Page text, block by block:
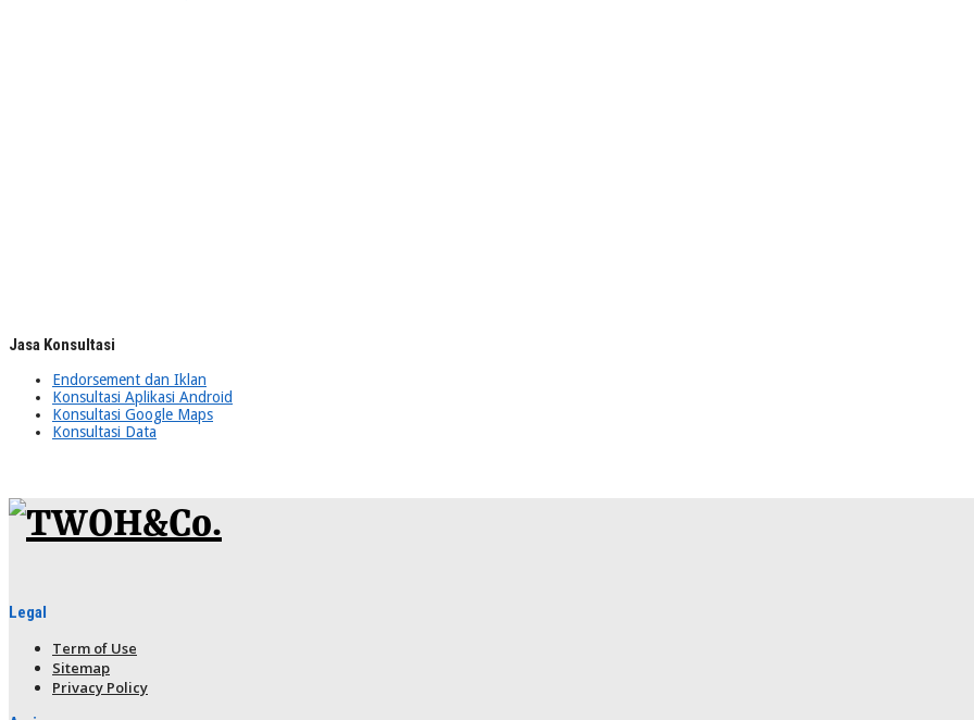
Jasa Konsultasi
Endorsement dan Iklan
Konsultasi Aplikasi Android
Konsultasi Google Maps
Konsultasi Data
Legal
Term of Use
Sitemap
Privacy Policy